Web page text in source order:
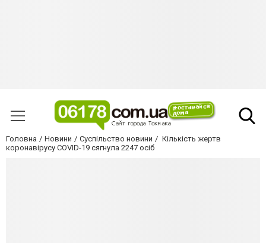
Головна Новини Суспільство новини
Кількість жертв
коронавірусу COVID-19 сягнула 2247 осіб